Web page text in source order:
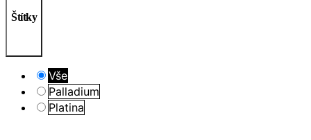
Štítky
Vše
Palladium
Platina